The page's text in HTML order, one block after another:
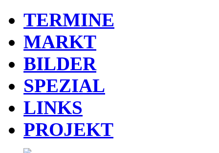
TERMINE
MARKT
BILDER
SPEZIAL
LINKS
PROJEKT